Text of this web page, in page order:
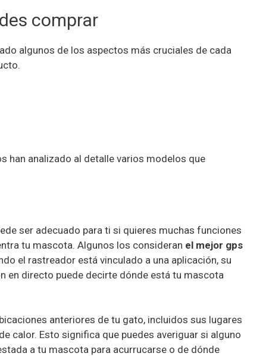
comprar
algunos de los aspectos más cruciales de cada
han analizado al detalle varios modelos que
ser adecuado para ti si quieres muchas funciones
tu mascota. Algunos los consideran el mejor gps
el rastreador está vinculado a una aplicación, su
en directo puede decirte dónde está tu mascota
anteriores de tu gato, incluidos sus lugares
calor. Esto significa que puedes averiguar si alguno
a tu mascota para acurrucarse o de dónde